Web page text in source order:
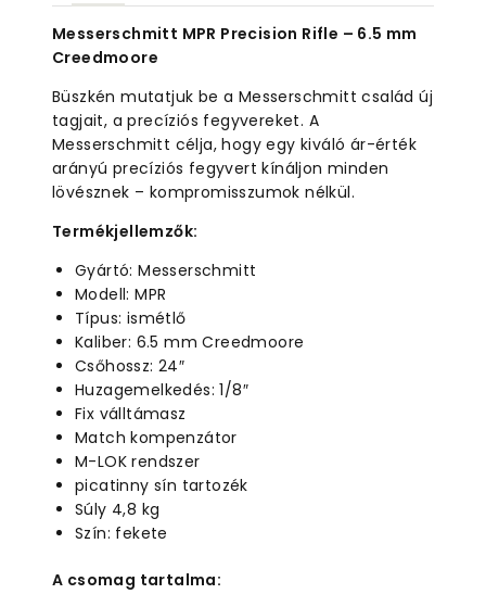
Messerschmitt MPR Precision Rifle – 6.5 mm
Creedmoore
Büszkén mutatjuk be a Messerschmitt család új
tagjait, a precíziós fegyvereket. A
Messerschmitt célja, hogy egy kiváló ár-érték
arányú precíziós fegyvert kínáljon minden
lövésznek – kompromisszumok nélkül.
Termékjellemzők:
Gyártó: Messerschmitt
Modell: MPR
Típus: ismétlő
Kaliber: 6.5 mm Creedmoore
Csőhossz: 24″
Huzagemelkedés: 1/8″
Fix válltámasz
Match kompenzátor
M-LOK rendszer
picatinny sín tartozék
Súly 4,8 kg
Szín: fekete
A csomag tartalma: